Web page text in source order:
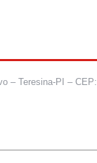
– Teresina-PI –